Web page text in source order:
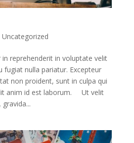
Uncategorized
reprehenderit in voluptate velit
fugiat nulla pariatur. Excepteur
non proident, sunt in culpa qui
anim id est laborum. Ut velit